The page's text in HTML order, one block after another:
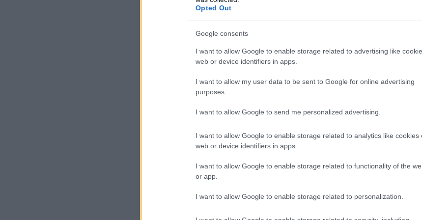
Opted Out
Google consents
I want to allow Google to enable storage related to advertising like
web or device identifiers in apps.
I want to allow my user data to be sent to Google for online advertising
purposes.
I want to allow Google to send me personalized advertising.
I want to allow Google to enable storage related to analytics like cookies
web or device identifiers in apps.
I want to allow Google to enable storage related to functionality of the
or app.
I want to allow Google to enable storage related to personalization.
kapcsolva működjenek együtt.”
Már idén levegőbe emelkedhet
A fejlesztési program első fontos mérföldköve
végrehajthatja első repülését a FWD Supreme
A vállalat már egy még fejlettebb változat
2-es (mintegy 2470 km/órás) sebességre is
intelligenciával, alacsony észlelhetőségű
autonóm együttműködési képességekkel. A
Wedge Defence & Aerospace saját
tervező mérnökök közreműködésével.